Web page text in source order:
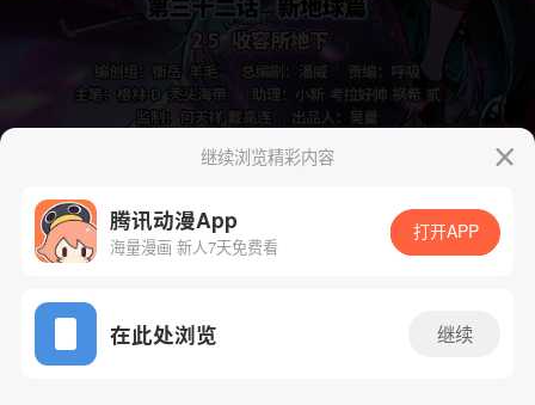
App免费看
下一话 腾漫App免费看
继续浏览精彩内容
腾讯动漫App
海量漫画 新人7天免费看
打开APP
在此处浏览 继续